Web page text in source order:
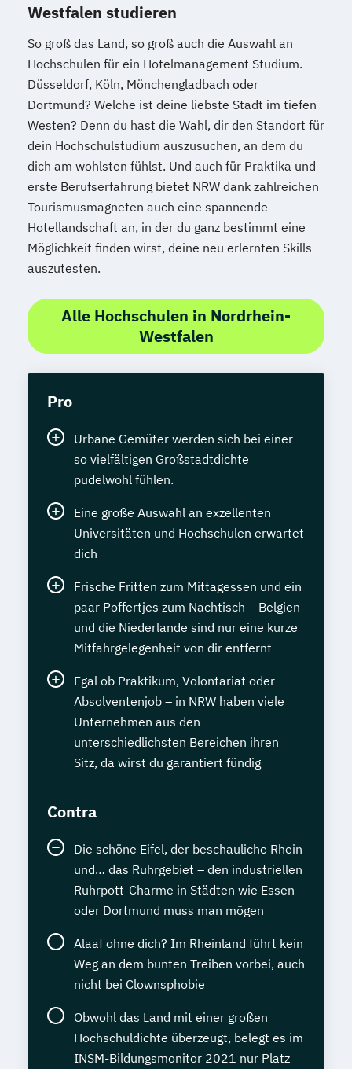
Westfalen studieren
So groß das Land, so groß auch die Auswahl an
Hochschulen für ein Hotelmanagement Studium.
Düsseldorf, Köln, Mönchengladbach oder
Dortmund? Welche ist deine liebste Stadt im tiefen
Westen? Denn du hast die Wahl, dir den Standort für
dein Hochschulstudium auszusuchen, an dem du
dich am wohlsten fühlst. Und auch für Praktika und
erste Berufserfahrung bietet NRW dank zahlreichen
Tourismusmagneten auch eine spannende
Hotellandschaft an, in der du ganz bestimmt eine
Möglichkeit finden wirst, deine neu erlernten Skills
auszutesten.
Alle Hochschulen in Nordrhein-
Westfalen
Pro
Urbane Gemüter werden sich bei einer
so vielfältigen Großstadtdichte
pudelwohl fühlen.
Eine große Auswahl an exzellenten
Universitäten und Hochschulen erwartet
dich
Frische Fritten zum Mittagessen und ein
paar Poffertjes zum Nachtisch – Belgien
und die Niederlande sind nur eine kurze
Mitfahrgelegenheit von dir entfernt
Egal ob Praktikum, Volontariat oder
Absolventenjob – in NRW haben viele
Unternehmen aus den
unterschiedlichsten Bereichen ihren
Sitz, da wirst du garantiert fündig
Contra
Die schöne Eifel, der beschauliche Rhein
und… das Ruhrgebiet – den industriellen
Ruhrpott-Charme in Städten wie Essen
oder Dortmund muss man mögen
Alaaf ohne dich? Im Rheinland führt kein
Weg an dem bunten Treiben vorbei, auch
nicht bei Clownsphobie
Obwohl das Land mit einer großen
Hochschuldichte überzeugt, belegt es im
INSM-Bildungsmonitor 2021 nur Platz